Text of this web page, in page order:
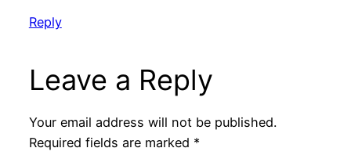
Reply
Leave a Reply
Your email address will not be published.
Required fields are marked *